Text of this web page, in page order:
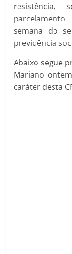
resistência,
semana do
previdência
Abaixo segue
Mariano
caráter desta